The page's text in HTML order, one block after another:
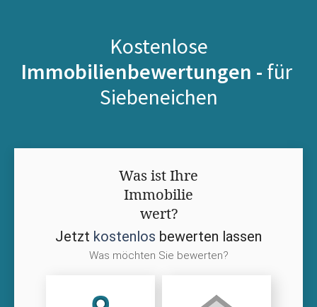
Kostenlose
Immobilienbewertungen - für
Siebeneichen
Was ist Ihre
Immobilie
wert?
Jetzt kostenlos bewerten lassen
Was möchten Sie bewerten?